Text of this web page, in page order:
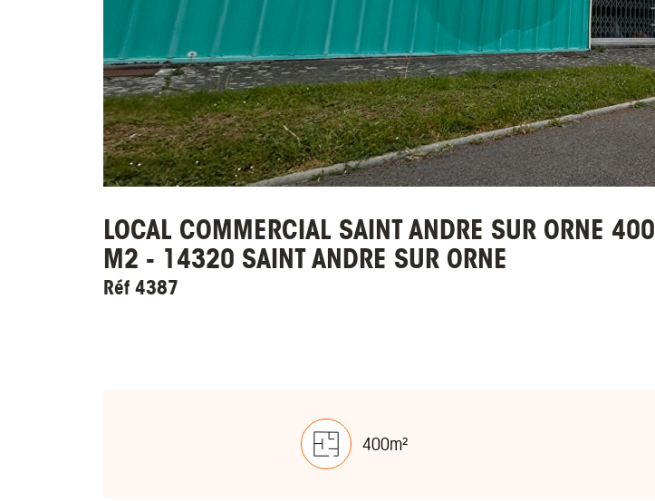
LOCAL COMMERCIAL SAINT ANDRE SUR ORNE 400
M2 - 14320 SAINT ANDRE SUR ORNE
Réf 4387
400m²